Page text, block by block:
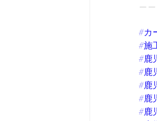
#カ
#施
#鹿
#鹿
#鹿
#鹿
#鹿